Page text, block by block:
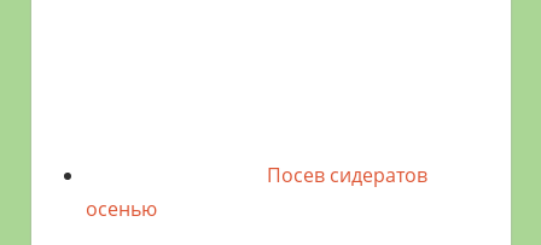
Посев сидератов
осенью